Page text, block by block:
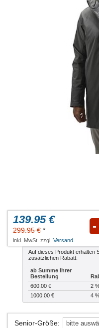
139.95 €
299.95 € *
inkl. MwSt. zzgl. Versand
Auf dieses Produkt erhalten
zusätzlichen Rabatt:
ab Summe Ihrer
Bestellung
600.00 €
2
1000.00 €
4
Senior-Größe: